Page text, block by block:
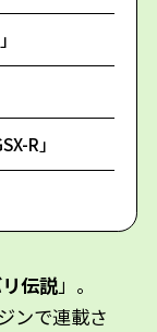
R」
伝説」。
ンで連載さ